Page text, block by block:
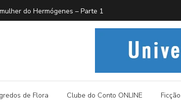
DICAS para ler PROUST
de Flora Clube do Conto ONLINE